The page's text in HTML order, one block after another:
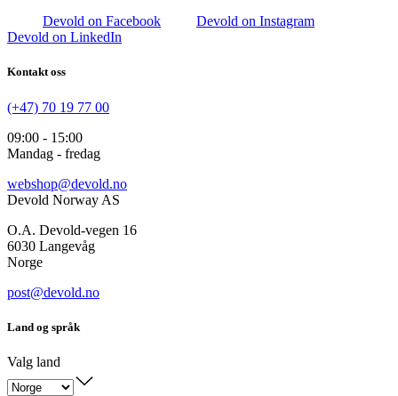
Devold on Facebook
Devold on Instagram
Devold on LinkedIn
Kontakt oss
(+47) 70 19 77 00
09:00 - 15:00
Mandag - fredag
webshop@devold.no
Devold Norway AS
O.A. Devold-vegen 16
6030 Langevåg
Norge
post@devold.no
Land og språk
Valg land